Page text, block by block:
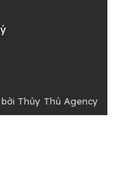
Thủy Thủ Agency